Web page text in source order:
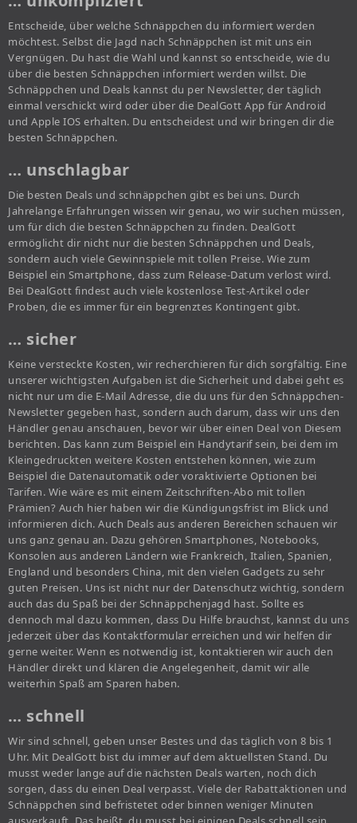
Entscheide, über welche Schnäppchen du informiert werden
möchtest. Selbst die Jagd nach Schnäppchen ist mit uns ein
Vergnügen. Du hast die Wahl und kannst so entscheide, wie du
über die besten Schnäppchen informiert werden willst. Die
Schnäppchen und Deals kannst du per Newsletter, der täglich
einmal verschickt wird oder über die DealGott App für Android
und Apple IOS erhalten. Du entscheidest und wir bringen dir die
besten Schnäppchen.
… unschlagbar
Die besten Deals und schnäppchen gibt es bei uns. Durch
Jahrelange Erfahrungen wissen wir genau, wo wir suchen müssen,
um für dich die besten Schnäppchen zu finden. DealGott
ermöglicht dir nicht nur die besten Schnäppchen und Deals,
sondern auch viele Gewinnspiele mit tollen Preise. Wie zum
Beispiel ein Smartphone, dass zum Release-Datum verlost wird.
Bei DealGott findest auch viele kostenlose Test-Artikel oder
Proben, die es immer für ein begrenztes Kontingent gibt.
… sicher
Keine versteckte Kosten, wir recherchieren für dich sorgfältig. Eine
unserer wichtigsten Aufgaben ist die Sicherheit und dabei geht es
nicht nur um die E-Mail Adresse, die du uns für den Schnäppchen-
Newsletter gegeben hast, sondern auch darum, dass wir uns den
Händler genau anschauen, bevor wir über einen Deal von Diesem
berichten. Das kann zum Beispiel ein Handytarif sein, bei dem im
Kleingedruckten weitere Kosten entstehen können, wie zum
Beispiel die Datenautomatik oder voraktivierte Optionen bei
Tarifen. Wie wäre es mit einem Zeitschriften-Abo mit tollen
Prämien? Auch hier haben wir die Kündigungsfrist im Blick und
informieren dich. Auch Deals aus anderen Bereichen schauen wir
uns ganz genau an. Dazu gehören Smartphones, Notebooks,
Konsolen aus anderen Ländern wie Frankreich, Italien, Spanien,
England und besonders China, mit den vielen Gadgets zu sehr
guten Preisen. Uns ist nicht nur der Datenschutz wichtig, sondern
auch das du Spaß bei der Schnäppchenjagd hast. Sollte es
dennoch mal dazu kommen, dass Du Hilfe brauchst, kannst du uns
jederzeit über das Kontaktformular erreichen und wir helfen dir
gerne weiter. Wenn es notwendig ist, kontaktieren wir auch den
Händler direkt und klären die Angelegenheit, damit wir alle
weiterhin Spaß am Sparen haben.
… schnell
Wir sind schnell, geben unser Bestes und das täglich von 8 bis 1
Uhr. Mit DealGott bist du immer auf dem aktuellsten Stand. Du
musst weder lange auf die nächsten Deals warten, noch dich
sorgen, dass du einen Deal verpasst. Viele der Rabattaktionen und
Schnäppchen sind befristetet oder binnen weniger Minuten